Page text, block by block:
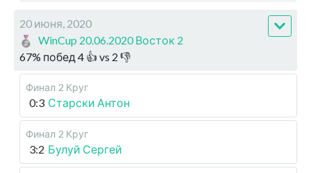
20 июня, 2020
WinCup 20.06.2020 Восток 2
67% побед 4 👍 vs 2 👎
Финал 2 Круг
0:3 Старски Антон
Финал 2 Круг
3:2 Булуй Сергей